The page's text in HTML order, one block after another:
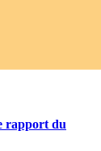
rapport du